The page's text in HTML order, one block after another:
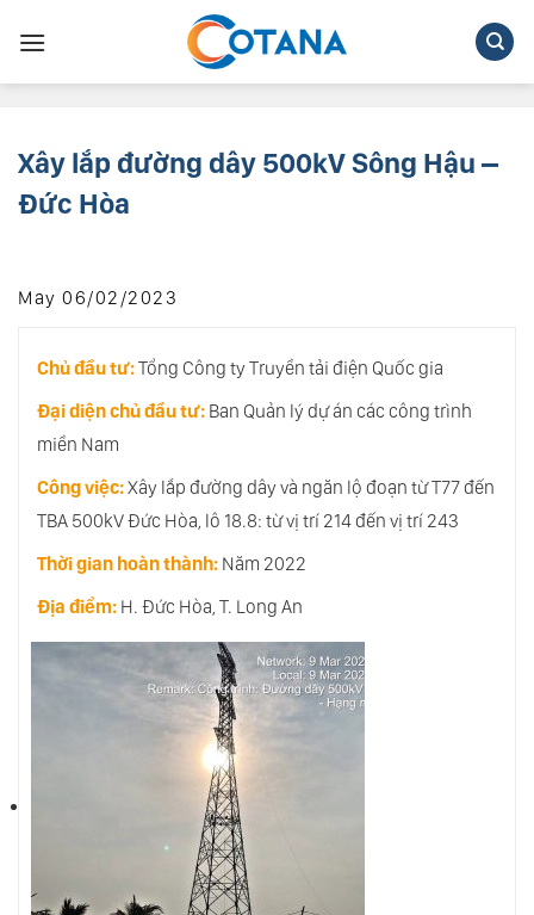
đến
Xây lắp đường dây 500kV Sông Hậu –
Đức Hòa
May 06/02/2023
Chủ đầu tư:Tổng Công ty Truyền tải điện Quốc gia
Đại diện chủ đầu tư: Ban Quản lý dự án các công trình
miền Nam
Công việc:Xây lắp đường dây và ngăn lộ đoạn từ T77 đến
TBA 500kV Đức Hòa, lô 18.8: từ vị trí 214 đến vị trí 243
Thời gian hoàn thành: Năm 2022
Địa điểm: H. Đức Hòa, T. Long An